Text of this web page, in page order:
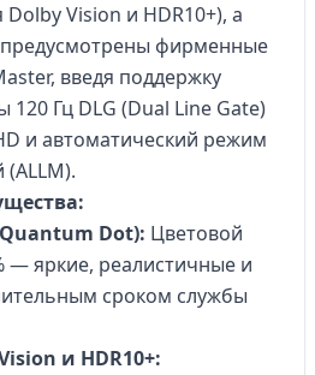
Vision и HDR10+), а
фирменные
введя поддержку
120 Гц DLG (Dual Line Gate)
и автоматический режим
Dot): Цветовой
— яркие, реалистичные и
сроком службы
и HDR10+: